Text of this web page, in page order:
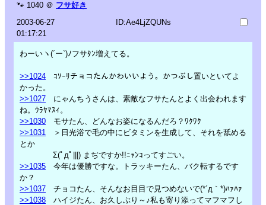
🐾 1040 ＠ フサ好き
2003-06-27
01:17:21
ID:Ae4LjZQUNs
わーいヽ(´ー`)ﾉフサﾀﾝ増えてる。
>>1024 ｺｿｰﾘチョコたんかわいいよう。かつぶし置いといてよ
かった。
>>1027 にゃんちうさんは、素敵なフサたんとよく出会われます
ね。ｳﾗﾔﾏｽｨ。
>>1030 モサたん、どんなお姿になるんだろ？ﾜｸﾜｸ
>>1031
＞日光浴で毛の中にビタミンを生成して、それを舐める
とか
Σ(ﾟдﾟ|||) まぢですか!!ﾆｬﾝｺってすごい。
>>1035 今年は優勝ですな。トラッキーたん、バク転するです
か？
>>1037 チョコたん、そんなお目目で見つめないで(*´д｀*)ﾊｧﾊｧ
>>1038 ハイジたん、お久しぶり～♪私も寄り添ってマフマフし